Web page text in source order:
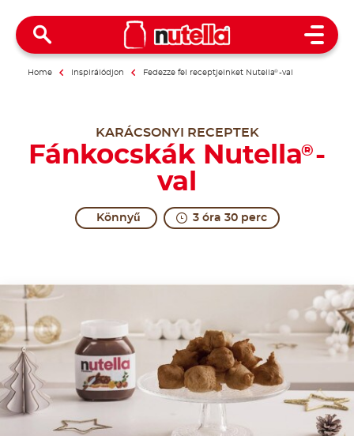
Open
Home Inspirálódjon Fedezze fel receptjeinket Nutella®-val
KARÁCSONYI RECEPTEK
Fánkocskák Nutella® -
val
Könnyű 3 óra 30 perc